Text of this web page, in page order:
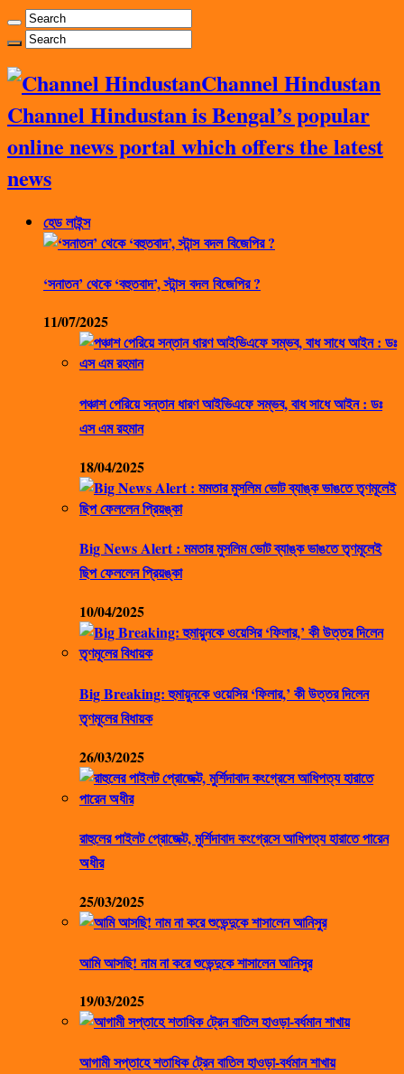
Channel Hindustan
Channel Hindustan is Bengal’s popular
online news portal which offers the latest
news
হেড লাইন্স
‘সনাতন’ থেকে ‘বহুতবাদ’, স্টান্স বদল বিজেপির ?
11/07/2025
পঞ্চাশ পেরিয়ে সন্তান ধারণ আইভিএফে সম্ভব, বাধ সাধে আইন : ডঃ
এস এম রহমান
18/04/2025
Big News Alert : মমতার মুসলিম ভোট ব্যাঙ্ক ভাঙতে তৃণমূলেই
ছিপ ফেললেন প্রিয়ঙ্কা
10/04/2025
Big Breaking: হুমায়ুনকে ওয়েসির ‘ফিলার,’ কী উত্তর দিলেন
তৃণমূলের বিধায়ক
26/03/2025
রাহুলের পাইলট প্রোজেক্ট, মুর্শিদাবাদ কংগ্রেসে আধিপত্য হারাতে পারেন
অধীর
25/03/2025
আমি আসছি! নাম না করে শুভেন্দুকে শাসালেন আনিসুর
19/03/2025
আগামী সপ্তাহে শতাধিক ট্রেন বাতিল হাওড়া-বর্ধমান শাখায়